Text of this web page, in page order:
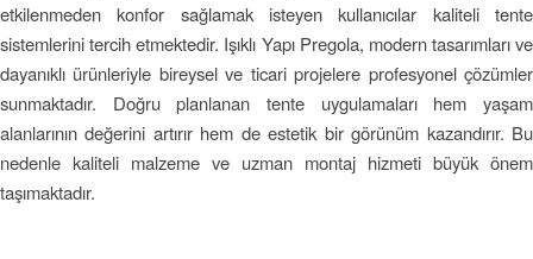
etkilenmeden konfor sağlamak isteyen kullanıcılar kaliteli tente
sistemlerini tercih etmektedir. Işıklı Yapı Pregola, modern tasarımları ve
dayanıklı ürünleriyle bireysel ve ticari projelere profesyonel çözümler
sunmaktadır. Doğru planlanan tente uygulamaları hem yaşam
alanlarının değerini artırır hem de estetik bir görünüm kazandırır. Bu
nedenle kaliteli malzeme ve uzman montaj hizmeti büyük önem
taşımaktadır.